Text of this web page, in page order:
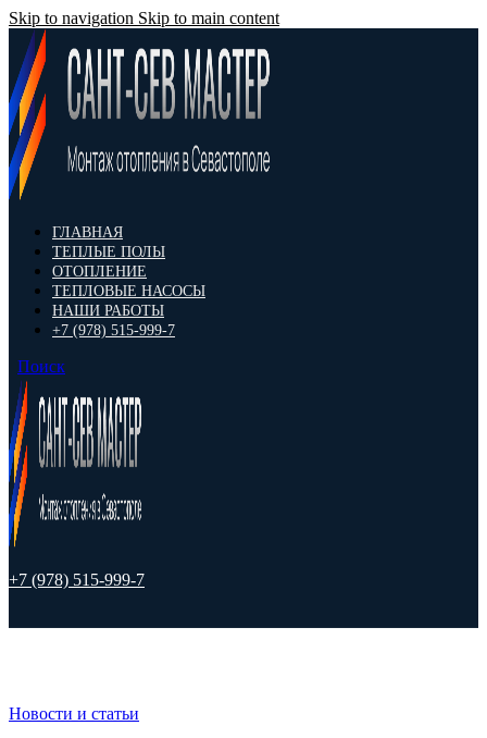
Skip to navigation Skip to main content
ГЛАВНАЯ
ТЕПЛЫЕ ПОЛЫ
ОТОПЛЕНИЕ
ТЕПЛОВЫЕ НАСОСЫ
НАШИ РАБОТЫ
+7 (978) 515-999-7
Поиск
+7 (978) 515-999-7
Новости и статьи